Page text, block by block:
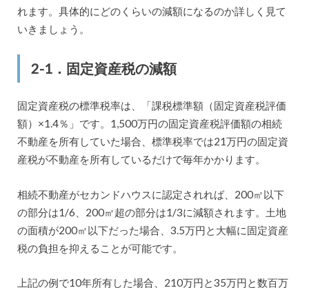
れます。具体的にどのくらいの減額になるのか詳しく見て
いきましょう。
2-1．固定資産税の減額
固定資産税の標準税率は、「課税標準額（固定資産税評価
額）×1.4％」です。1,500万円の固定資産税評価額の相続
不動産を所有していた場合、標準税率では21万円の固定資
産税が不動産を所有しているだけで毎年かかります。
相続不動産がセカンドハウスに認定されれば、200㎡以下
の部分は1/6、200㎡超の部分は1/3に減額されます。土地
の面積が200㎡以下だった場合、3.5万円と大幅に固定資産
税の負担を抑えることが可能です。
上記の例で10年所有した場合、210万円と35万円と数百万